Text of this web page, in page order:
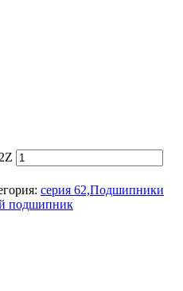
серия 62,Подшипники
подшипник